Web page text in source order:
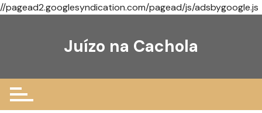
//pagead2.googlesyndication.com/pagead/js/adsbygoogle.js
Juízo na Cachola